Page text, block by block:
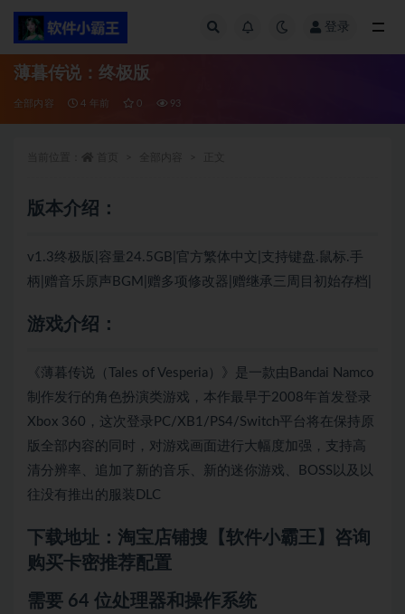
登录
薄暮传说：终极版
全部内容 4 年前 0 93
版本介绍：
v1.3终极版|容量24.5GB|官方繁体中文|支持键盘.鼠标.手
柄|赠音乐原声BGM|赠多项修改器|赠继承三周目初始存档|
游戏介绍：
《薄暮传说（Tales of Vesperia）》是一款由Bandai Namco
制作发行的角色扮演类游戏，本作最早于2008年首发登录
Xbox 360，这次登录PC/XB1/PS4/Switch平台将在保持原
版全部内容的同时，对游戏画面进行大幅度加强，支持高
清分辨率、追加了新的音乐、新的迷你游戏、BOSS以及以
往没有推出的服装DLC
下载地址：淘宝店铺搜【软件小霸王】咨询
购买卡密推荐配置
需要 64 位处理器和操作系统